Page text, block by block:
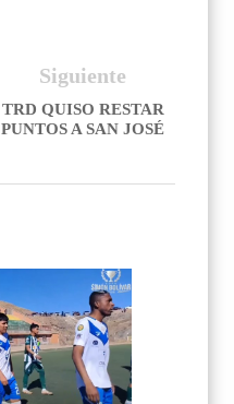
Siguiente
TRD QUISO RESTAR
PUNTOS A SAN JOSÉ